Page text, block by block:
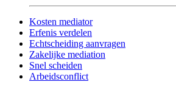
Kosten mediator
Erfenis verdelen
Echtscheiding aanvragen
Zakelijke mediation
Snel scheiden
Arbeidsconflict